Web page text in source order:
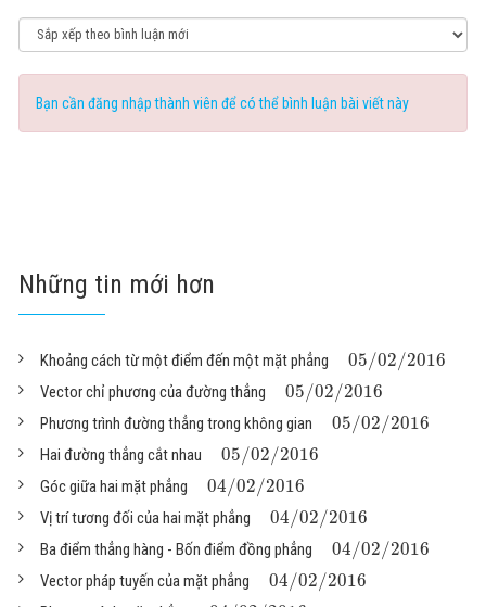
Bạn cần đăng nhập thành viên để có thể bình luận bài viết này
Những tin mới hơn
Khoảng cách từ một điểm đến một mặt phẳng 05/02/2016
Vector chỉ phương của đường thẳng 05/02/2016
Phương trình đường thẳng trong không gian 05/02/2016
Hai đường thẳng cắt nhau 05/02/2016
Góc giữa hai mặt phẳng 04/02/2016
Vị trí tương đối của hai mặt phẳng 04/02/2016
Ba điểm thẳng hàng - Bốn điểm đồng phẳng 04/02/2016
Vector pháp tuyến của mặt phẳng 04/02/2016